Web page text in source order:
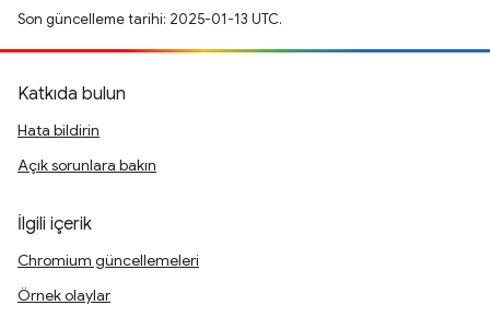
Son güncelleme tarihi: 2025-01-13 UTC.
Katkıda bulun
Hata bildirin
Açık sorunlara bakın
İlgili içerik
Chromium güncellemeleri
Örnek olaylar